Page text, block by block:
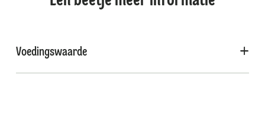
Voedingswaarde